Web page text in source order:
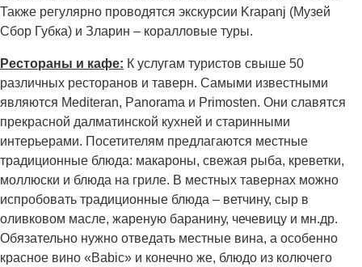
Также регулярно проводятся экскурсии Krapanj (Музей
Сбор Губка) и Зларин – коралловые туры.
Рестораны и кафе: К услугам туристов свыше 50
различных ресторанов и таверн. Самыми известными
являются Mediteran, Panorama и Primosten. Они славятся
прекрасной далматинской кухней и старинными
интерьерами. Посетителям предлагаются местные
традиционные блюда: макароны, свежая рыба, креветки,
моллюски и блюда на гриле. В местных тавернах можно
испробовать традиционные блюда – ветчину, сыр в
оливковом масле, жареную баранину, чечевицу и мн.др.
Обязательно нужно отведать местные вина, а особенно
красное вино «Babic» и конечно же, блюдо из колючего